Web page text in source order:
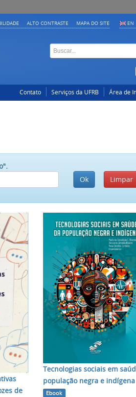
EN
ALTO CONTRASTE MAPA DO SITE
Contato Serviços da UFRB Área de
de
Tecnologias sociais em
população negra e indígena
Ebook